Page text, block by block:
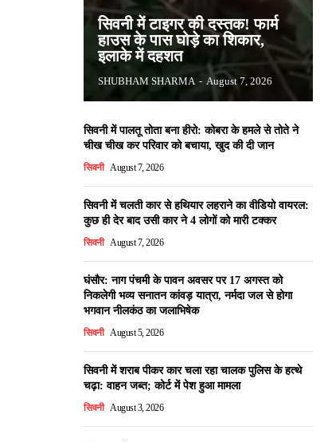
सिवनी में टाइगर की दस्तक! फार्म
हाउस के पास घोड़े का शिकार,
इलाके में दहशत
SHUBHAM SHARMA - August 7, 2026
सिवनी में पालतू तोता बना हीरो: कोबरा के हमले से तोते ने
चीख चीख कर परिवार को बचाया, खुद की दी जान
सिवनी August 7, 2026
सिवनी में चलती कार से हथियार लहराने का वीडियो वायरल:
कुछ ही देर बाद उसी कार ने 4 लोगों को मारी टक्कर
सिवनी August 7, 2026
घंसौर: नाग पंचमी के पावन अवसर पर 17 अगस्त को
निकलेगी भव्य सनातन कांवड़ यात्रा, नर्मदा जल से होगा
भगवान नीलकंठ का जलाभिषेक
सिवनी August 5, 2026
सिवनी में शराब पीकर कार चला रहा चालक पुलिस के हत्थे
चढ़ा: वाहन जब्त; कोर्ट में पेश हुआ मामला
सिवनी August 3, 2026